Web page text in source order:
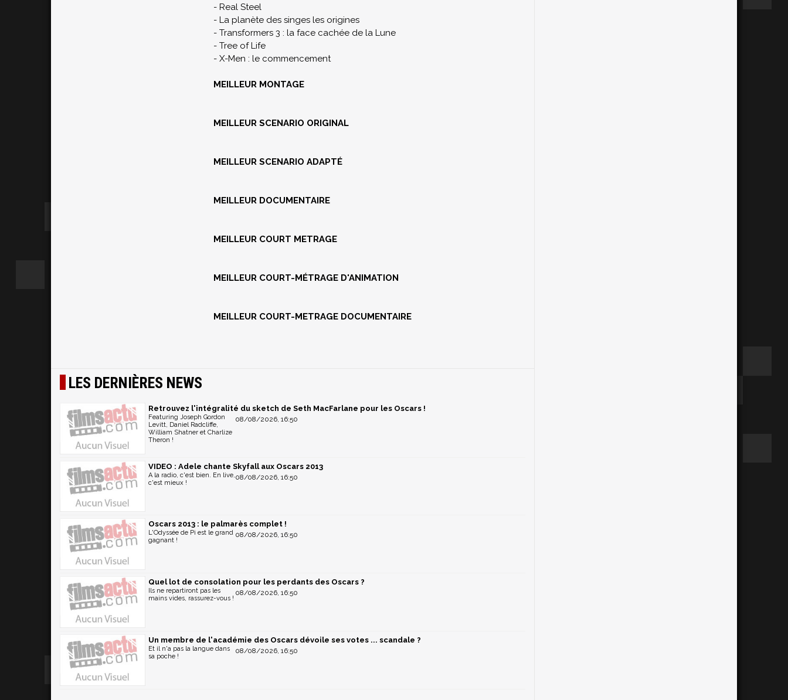
- Real Steel
- La planète des singes les origines
- Transformers 3 : la face cachée de la Lune
- Tree of Life
- X-Men : le commencement
MEILLEUR MONTAGE
MEILLEUR SCENARIO ORIGINAL
MEILLEUR SCENARIO ADAPTÉ
MEILLEUR DOCUMENTAIRE
MEILLEUR COURT METRAGE
MEILLEUR COURT-MÉTRAGE D'ANIMATION
MEILLEUR COURT-METRAGE DOCUMENTAIRE
LES DERNIÈRES NEWS
Retrouvez l'intégralité du sketch de Seth MacFarlane pour les Oscars !
08/08/2026, 16:50
Featuring Joseph Gordon
Levitt, Daniel Radcliffe,
William Shatner et Charlize
Theron !
VIDEO : Adele chante Skyfall aux Oscars 2013
08/08/2026, 16:50
A la radio, c'est bien. En live,
c'est mieux !
Oscars 2013 : le palmarès complet !
08/08/2026, 16:50
L'Odyssée de Pi est le grand
gagnant !
Quel lot de consolation pour les perdants des Oscars ?
08/08/2026, 16:50
Ils ne repartiront pas les
mains vides, rassurez-vous !
Un membre de l'académie des Oscars dévoile ses votes ... scandale ?
08/08/2026, 16:50
Et il n'a pas la langue dans
sa poche !